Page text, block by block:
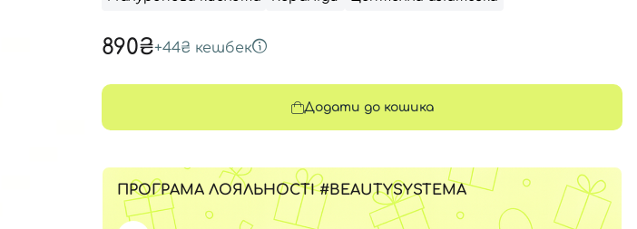
890₴+44₴ кешбек
Додати до кошика
ПРОГРАМА ЛОЯЛЬНОСТІ #BEAUTYSYSTEMA